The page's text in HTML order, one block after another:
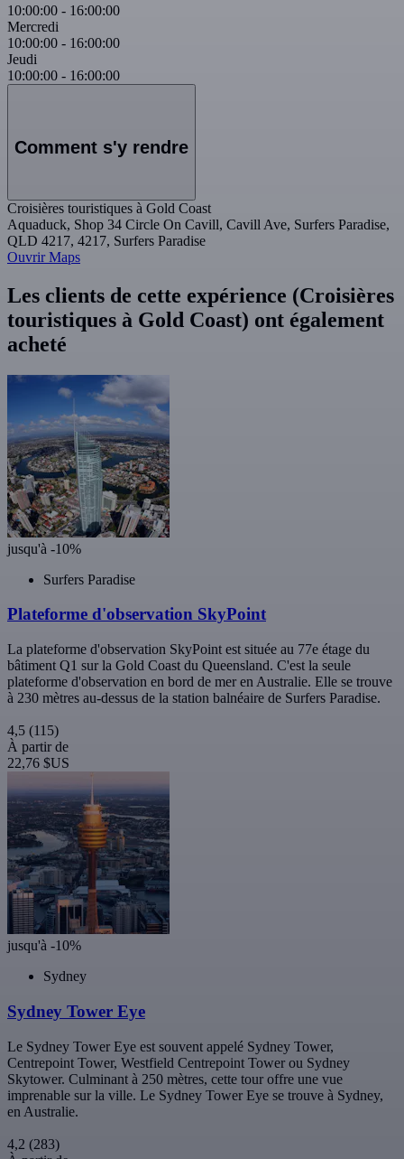
10:00:00 - 16:00:00
Mercredi
10:00:00 - 16:00:00
Jeudi
10:00:00 - 16:00:00
Comment s'y rendre
Croisières touristiques à Gold Coast
Aquaduck, Shop 34 Circle On Cavill, Cavill Ave, Surfers Paradise,
QLD 4217, 4217, Surfers Paradise
Ouvrir Maps
Les clients de cette expérience (Croisières
touristiques à Gold Coast) ont également
acheté
jusqu'à -10%
Surfers Paradise
Plateforme d'observation SkyPoint
La plateforme d'observation SkyPoint est située au 77e étage du
bâtiment Q1 sur la Gold Coast du Queensland. C'est la seule
plateforme d'observation en bord de mer en Australie. Elle se trouve
à 230 mètres au-dessus de la station balnéaire de Surfers Paradise.
4,5 (115)
À partir de
22,76 $US
jusqu'à -10%
Sydney
Sydney Tower Eye
Le Sydney Tower Eye est souvent appelé Sydney Tower,
Centrepoint Tower, Westfield Centrepoint Tower ou Sydney
Skytower. Culminant à 250 mètres, cette tour offre une vue
imprenable sur la ville. Le Sydney Tower Eye se trouve à Sydney,
en Australie.
4,2 (283)